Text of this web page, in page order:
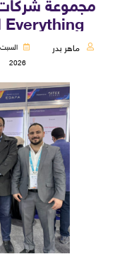
Everything لتعزيز نمو الشركات الناشئة
ماهر بدر
2026